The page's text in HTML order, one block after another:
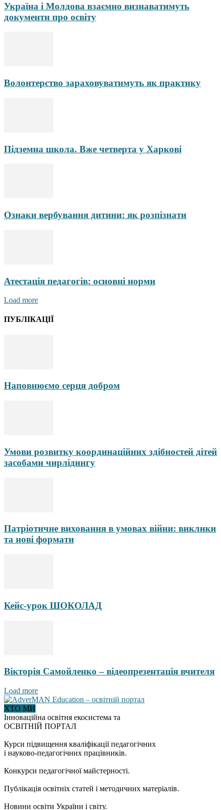
Україна і Молдова взаємно визнаватимуть
документи про освіту
Волонтерство зараховуватимуть як практику
Підземна школа. Вже четверта у Харкові
Ознаки вербування дитини: як розпізнати
Атестація педагогів: основні норми
Load more
ПУБЛІКАЦІЇ
Наповнюємо серця добром
Умови розвитку координаційних здібностей дітей
засобами чирлідингу
Патріотичне виховання в умовах війни: виклики
та нові формати
Кейс-урок ШОКОЛАД
Вікторія Самойленко – відеопрезентація вчителя
Load more
ХТО МИ
Інноваційна освітня екосистема та
ОСВІТНІЙ ПОРТАЛ
Курси підвищення кваліфікації педагогічних
і науково-педагогічних працівників.
Конкурси педагогічної майстерності.
Публікація освітніх статей і методичних матеріалів.
Новини освіти України і світу.